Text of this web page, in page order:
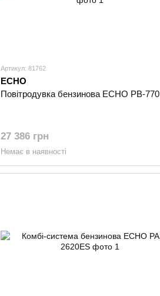
Артикул: 81762
ECHO
Повітродувка бензинова ECHO PB-770
27 386 грн
Немає в наявності